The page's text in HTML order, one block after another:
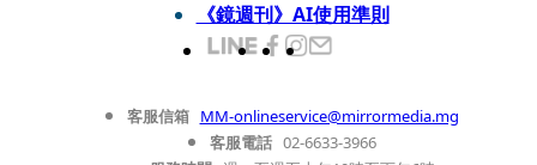
《鏡週刊》AI使用準則
客服信箱 MM-onlineservice@mirrormedia.mg
客服電話 02-6633-3966